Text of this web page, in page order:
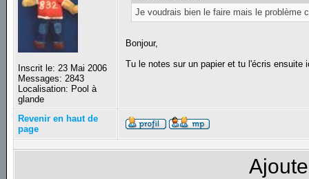
Inscrit le: 23 Mai 2006
Messages: 2843
Localisation: Pool à
glande
Je voudrais bien le faire mais le problème
Bonjour,
Tu le notes sur un papier et tu l'écris ensuite
Revenir en haut de
page